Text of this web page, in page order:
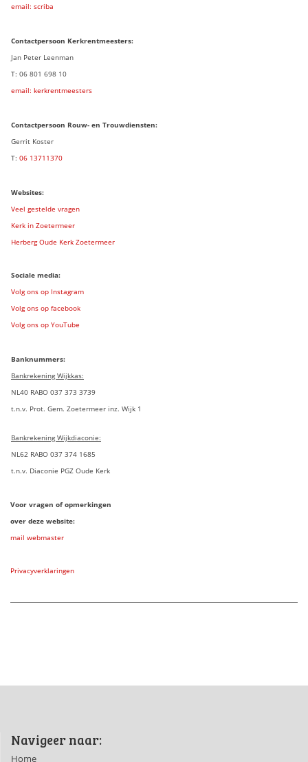
email: scriba
Contactpersoon Kerkrentmeesters:
Jan Peter Leenman
T: 06 801 698 10
email: kerkrentmeesters
Contactpersoon Rouw- en Trouwdiensten:
Gerrit Koster
T: 06 13711370
Websites:
Veel gestelde vragen
Kerk in Zoetermeer
Herberg Oude Kerk Zoetermeer
Sociale media:
Volg ons op Instagram
Volg ons op facebook
Volg ons op YouTube
Banknummers:
Bankrekening Wijkkas:
NL40 RABO 037 373 3739
t.n.v. Prot. Gem. Zoetermeer inz. Wijk 1
Bankrekening Wijkdiaconie:
NL62 RABO 037 374 1685
t.n.v. Diaconie PGZ Oude Kerk
Voor vragen of opmerkingen
over deze website:
mail webmaster
Privacyverklaringen
Navigeer naar:
Home